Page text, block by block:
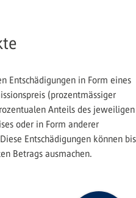
Entschädigungen in Form eines
(prozentmässiger
Anteils des jeweiligen
oder in Form anderer
Entschädigungen können bis
Betrags ausmachen.